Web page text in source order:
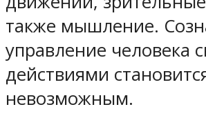
также мышление.
управление человека
действиями
невозможным.